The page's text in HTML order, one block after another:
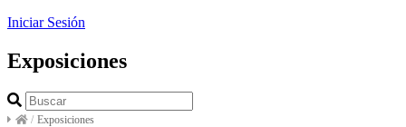
Iniciar Sesión
Exposiciones
/ Exposiciones